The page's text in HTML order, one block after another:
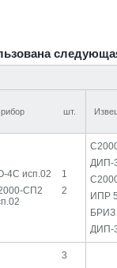
шт.
4С исп.02
1
СП2
2
ДИП-
ИПР
БРИЗ
ДИП-
3